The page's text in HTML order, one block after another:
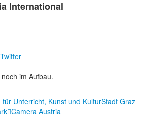
Bourdieu
International
Twitter
im Aufbau.
Unterricht, Kunst und KulturStadt Graz
Camera Austria